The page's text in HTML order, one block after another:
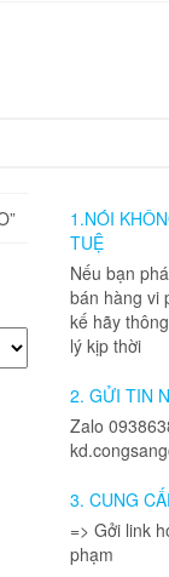
1.NÓI
TUỆ
Nếu bạn
bán hàng vi
kế hãy
lý kịp thời
2. GỬI TIN
Zalo
3. CUNG
=> Gởi link
phạm